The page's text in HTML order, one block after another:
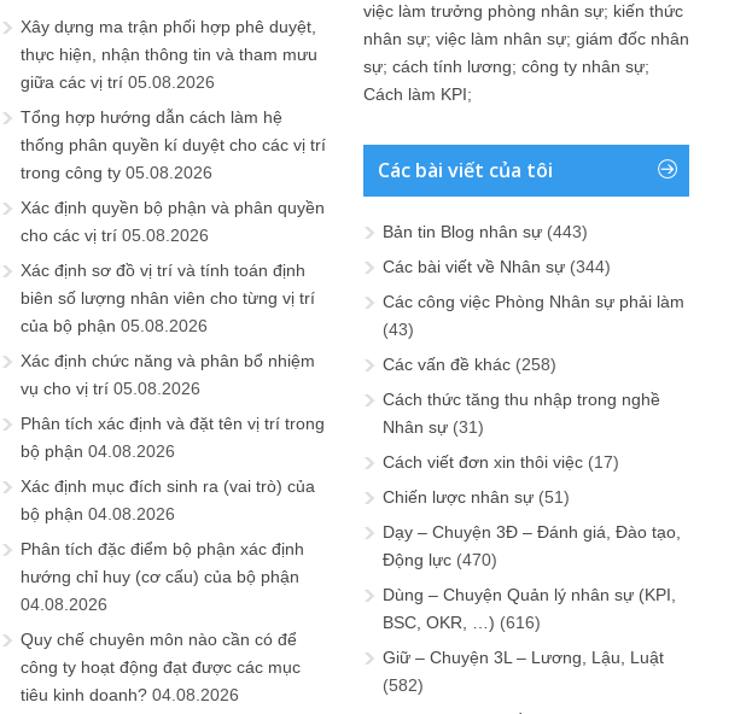
Xây dựng ma trận phối hợp phê duyệt,
thực hiện, nhận thông tin và tham mưu
giữa các vị trí 05.08.2026
Tổng hợp hướng dẫn cách làm hệ
thống phân quyền kí duyệt cho các vị trí
trong công ty 05.08.2026
Xác định quyền bộ phận và phân quyền
cho các vị trí 05.08.2026
Xác định sơ đồ vị trí và tính toán định
biên số lượng nhân viên cho từng vị trí
của bộ phận 05.08.2026
Xác định chức năng và phân bổ nhiệm
vụ cho vị trí 05.08.2026
Phân tích xác định và đặt tên vị trí trong
bộ phận 04.08.2026
Xác định mục đích sinh ra (vai trò) của
bộ phận 04.08.2026
Phân tích đặc điểm bộ phận xác định
hướng chỉ huy (cơ cấu) của bộ phận
04.08.2026
Quy chế chuyên môn nào cần có để
công ty hoạt động đạt được các mục
tiêu kinh doanh? 04.08.2026
việc làm trưởng phòng nhân sự; kiến thức
nhân sự; việc làm nhân sự; giám đốc nhân
sự; cách tính lương; công ty nhân sự;
Cách làm KPI;
Các bài viết của tôi
Bản tin Blog nhân sự (443)
Các bài viết về Nhân sự (344)
Các công việc Phòng Nhân sự phải làm
(43)
Các vấn đề khác (258)
Cách thức tăng thu nhập trong nghề
Nhân sự (31)
Cách viết đơn xin thôi việc (17)
Chiến lược nhân sự (51)
Dạy – Chuyện 3Đ – Đánh giá, Đào tạo,
Động lực (470)
Dùng – Chuyện Quản lý nhân sự (KPI,
BSC, OKR, …) (616)
Giữ – Chuyện 3L – Lương, Lậu, Luật
(582)